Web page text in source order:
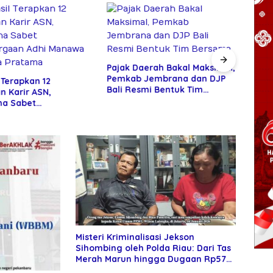
12
Karir ASN,
Sabet
Pajak Daerah Bakal Maksimal,
Pemkab Jembrana dan DJP
Bali Resmi Bentuk Tim
Misteri Kriminalisasi Jekson
Sihombing oleh Polda Riau: Dari Tas
Merah Marun hingga Dugaan Rp57